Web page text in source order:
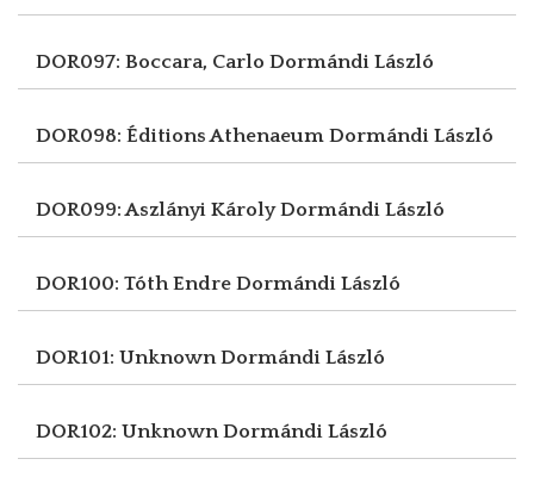
DOR097: Boccara, Carlo Dormándi László
DOR098: Éditions Athenaeum Dormándi László
DOR099: Aszlányi KárolyDormándi László
DOR100: Tóth Endre Dormándi László
DOR101: UnknownDormándi László
DOR102: UnknownDormándi László